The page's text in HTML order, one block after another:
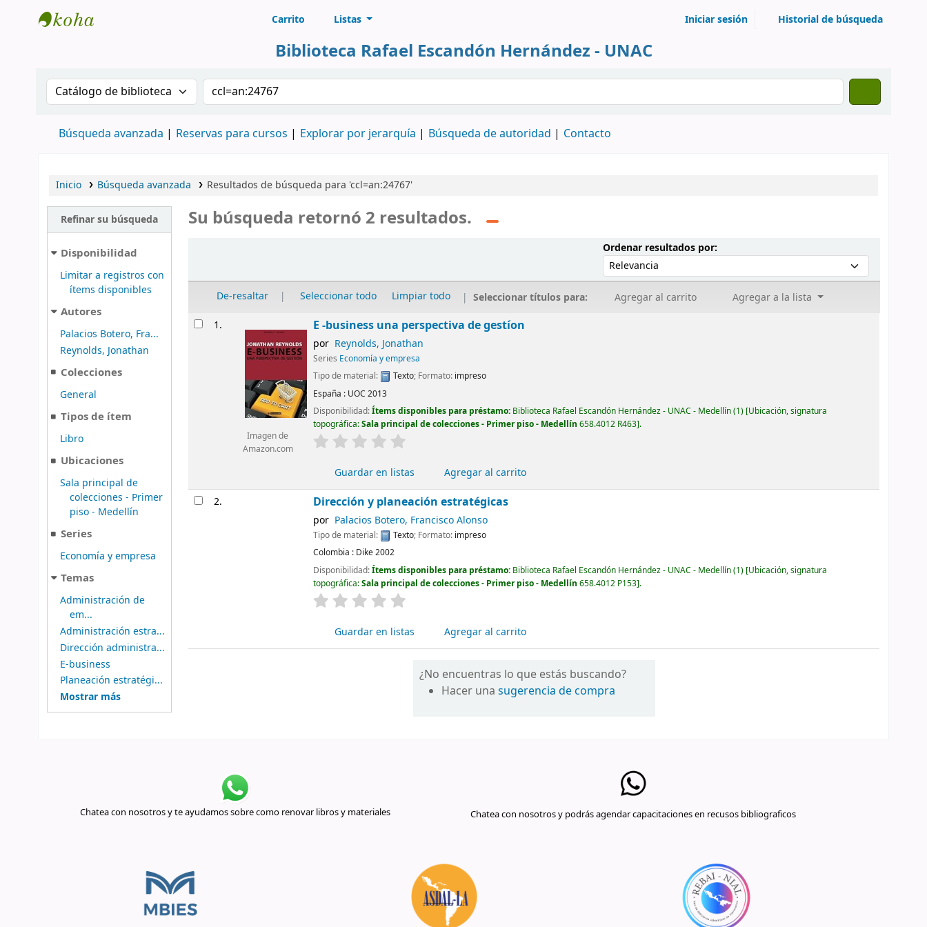
Biblioteca Rafael Escandón Hernández
Carrito Listas Iniciar sesión Historial de búsqueda
Biblioteca Rafael Escandón Hernández - UNAC
Buscar en el catálogo por:Buscar en el catálogo
Búsqueda avanzada Reservas para cursos Explorar por jerarquía Búsqueda de autoridad Contacto
Inicio Búsqueda avanzada Resultados de búsqueda para 'ccl=an:24767'
Refinar su búsqueda
Disponibilidad
Limitar a registros con
ítems disponibles
Autores
Palacios Botero, Fra...
Reynolds, Jonathan
Colecciones
General
Tipos de ítem
Libro
Ubicaciones
Sala principal de
colecciones - Primer
piso - Medellín
Series
Economía y empresa
Temas
Administración de
em...
Administración estra...
Dirección administra...
E-business
Planeación estratégi...
Mostrar más
Su búsqueda retornó 2 resultados.
Ordenar resultados por:Ordenar por:
De-resaltar Seleccionar todo Limpiar todo Seleccionar títulos para: Agregar al carrito Agregar a la lista
Resultados
1.
Imagen de
Amazon.com
E -business una perspectiva de gestíon
por Reynolds, Jonathan
Series Economía y empresa
Tipo de material:
Texto; Formato: impreso
España : UOC 2013
Disponibilidad:Ítems disponibles para préstamo: Biblioteca Rafael Escandón Hernández - UNAC - Medellín(1) Ubicación, signatura
topográfica:Sala principal de colecciones - Primer piso - Medellín658.4012 R463 .
valoración
Guardar en listas Agregar al carrito
2. Dirección y planeación estratégicas
por Palacios Botero, Francisco Alonso
Tipo de material: Texto; Formato: impreso
Colombia : Dike2002
Disponibilidad:Ítems disponibles para préstamo: Biblioteca Rafael Escandón Hernández - UNAC - Medellín(1) Ubicación, signatura
topográfica:Sala principal de colecciones - Primer piso - Medellín658.4012 P153 .
valoración
Guardar en listas Agregar al carrito
¿No encuentras lo que estás buscando?
Hacer unasugerencia de compra
Chatea con nosotros y te ayudamos sobre como renovar libros y materiales Chatea con nosotros y podrás agendar capacitaciones en recusos bibliograficos